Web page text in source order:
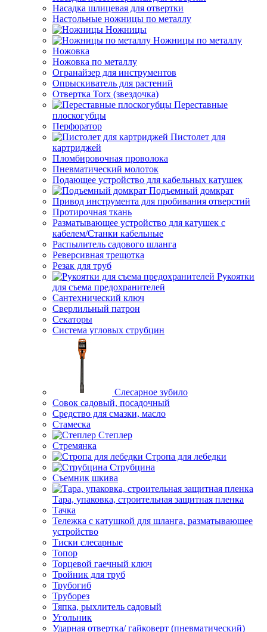
Насадка шлицевая для отвертки
Настольные ножницы по металлу
Ножницы
Ножницы по металлу
Ножовка
Ножовка по металлу
Огранайзер для инструментов
Опрыскиватель для растений
Отвертка Torx (звездочка)
Переставные
плоскогубцы
Перфоратор
Пистолет для
картриджей
Пломбировочная проволока
Пневматический молоток
Подающее устройство для кабельных катушек
Подъемный домкрат
Привод инструмента для пробивания отверстий
Протирочная ткань
Разматывающее устройство для катушек с
кабелем/Станки кабельные
Распылитель садового шланга
Реверсивная трещотка
Резак для труб
Рукоятки
для съема предохранителей
Сантехнический ключ
Сверлильный патрон
Секаторы
Система угловых струбцин
Слесарное зубило
Совок садовый, посадочный
Средство для смазки, масло
Стамеска
Степлер
Стремянка
Стропа для лебедки
Струбцина
Съемник шкива
Тара, упаковка, строительная защитная пленка
Тачка
Тележка с катушкой для шланга, разматывающее
устройство
Тиски слесарные
Топор
Торцевой гаечный ключ
Тройник для труб
Трубогиб
Труборез
Тяпка, рыхлитель садовый
Угольник
Ударная отвертка/ гайковерт (пневматический)